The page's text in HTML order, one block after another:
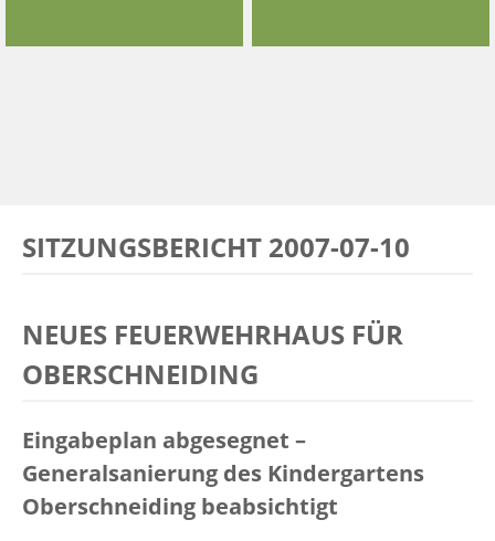
SITZUNGSBERICHT 2007-07-10
NEUES FEUERWEHRHAUS FÜR
OBERSCHNEIDING
Eingabeplan abgesegnet –
Generalsanierung des Kindergartens
Oberschneiding beabsichtigt